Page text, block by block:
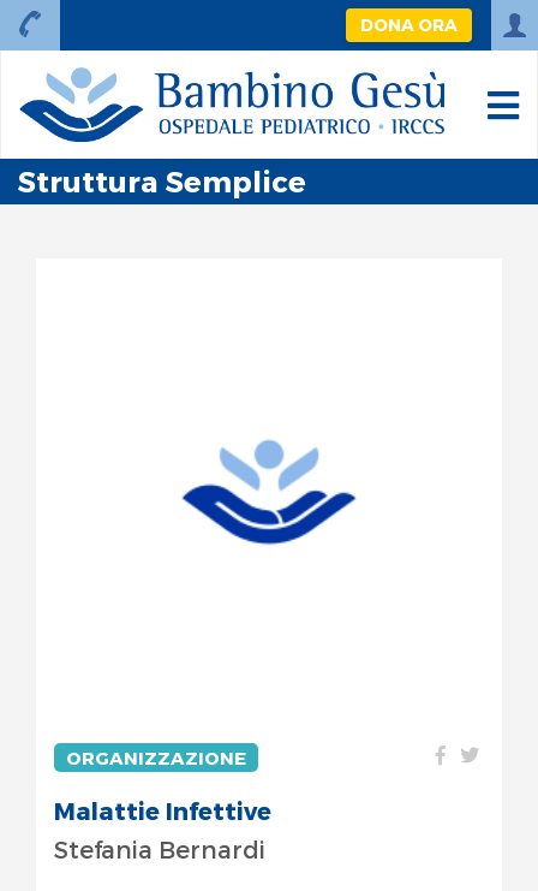
DONA ORA
Struttura Semplice
ORGANIZZAZIONE
Malattie Infettive
Stefania Bernardi